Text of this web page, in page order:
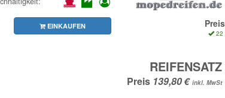
EINKAUFEN Preis
22
REIFENSATZ
Preis inkl. MwSt